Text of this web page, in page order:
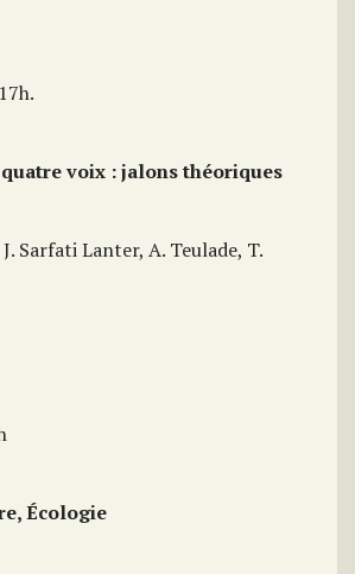
voix : jalons théoriques
Sarfati Lanter, A. Teulade, T.
Écologie